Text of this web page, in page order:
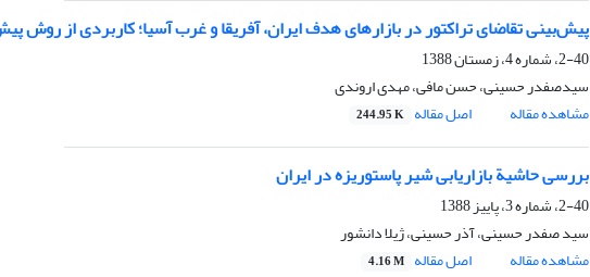
پیش‌بینی تقاضای تراکتور در بازارهای هدف ایران، آفریقا و غرب آسیا؛ کاربردی از روش
2-40، شماره 4، زمستان 1388
سیدصفدر حسینی، حسن مافی، مهدی اروندی
مشاهده مقاله
اصل مقاله 244.95 K
بررسی حاشیة بازاریابی شیر پاستوریزه در ایران
2-40، شماره 3، پاییز 1388
سید صفدر حسینی، آذر حسینی، ژیلا دانشور
مشاهده مقاله
اصل مقاله 4.16 M